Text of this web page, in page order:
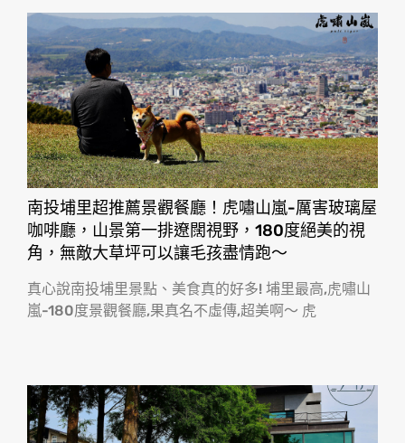
南投埔里超推薦景觀餐廳！虎嘯山嵐-厲害玻璃屋
咖啡廳，山景第一排遼闊視野，180度絕美的視
角，無敵大草坪可以讓毛孩盡情跑〜
真心說南投埔里景點、美食真的好多! 埔里最高,虎嘯山
嵐-180度景觀餐廳,果真名不虛傳,超美啊〜 虎